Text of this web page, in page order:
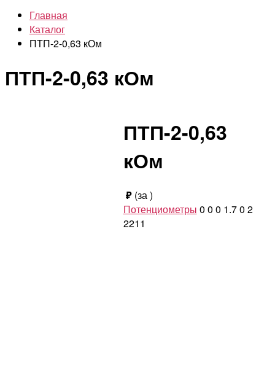
Главная
Каталог
ПТП-2-0,63 кОм
ПТП-2-0,63 кОм
ПТП-2-0,63
кОм
₽ (за)
Потенциометры 0 0 0 1.70 2
2211